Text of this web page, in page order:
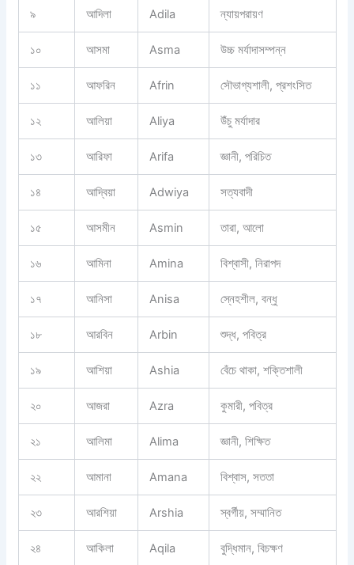
৯ আদিলা Adila ন্যায়পরায়ণ
১০ আসমা Asma উচ্চ মর্যাদাসম্পন্ন
১১ আফরিন Afrin সৌভাগ্যশালী, প্রশংসিত
১২ আলিয়া Aliya উঁচু মর্যাদার
১৩ আরিফা Arifa জ্ঞানী, পরিচিত
১৪ আদ্বিয়া Adwiya সত্যবাদী
১৫ আসমীন Asmin তারা, আলো
১৬ আমিনা Amina বিশ্বাসী, নিরাপদ
১৭ আনিসা Anisa স্নেহশীল, বন্ধু
১৮ আরবিন Arbin শুদ্ধ, পবিত্র
১৯ আশিয়া Ashia বেঁচে থাকা, শক্তিশালী
২০ আজরা Azra কুমারী, পবিত্র
২১ আলিমা Alima জ্ঞানী, শিক্ষিত
২২ আমানা Amana বিশ্বাস, সততা
২৩ আরশিয়া Arshia স্বর্গীয়, সম্মানিত
২৪ আকিলা Aqila বুদ্ধিমান, বিচক্ষণ